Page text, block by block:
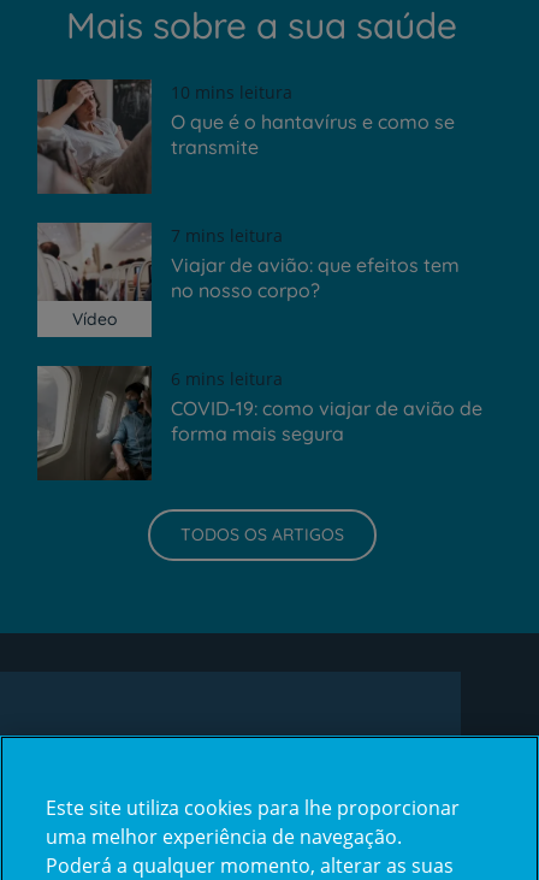
Mais sobre a sua saúde
10 mins leitura
O que é o hantavírus e como se
transmite
Vídeo
7 mins leitura
Viajar de avião: que efeitos tem
no nosso corpo?
6 mins leitura
COVID-19: como viajar de avião de
forma mais segura
TODOS OS ARTIGOS
Quinzenalmente selecionamos para si
informações de saúde com a garantia dos
profissionais CUF.
Este site utiliza cookies para lhe proporcionar
uma melhor experiência de navegação.
Poderá a qualquer momento, alterar as suas